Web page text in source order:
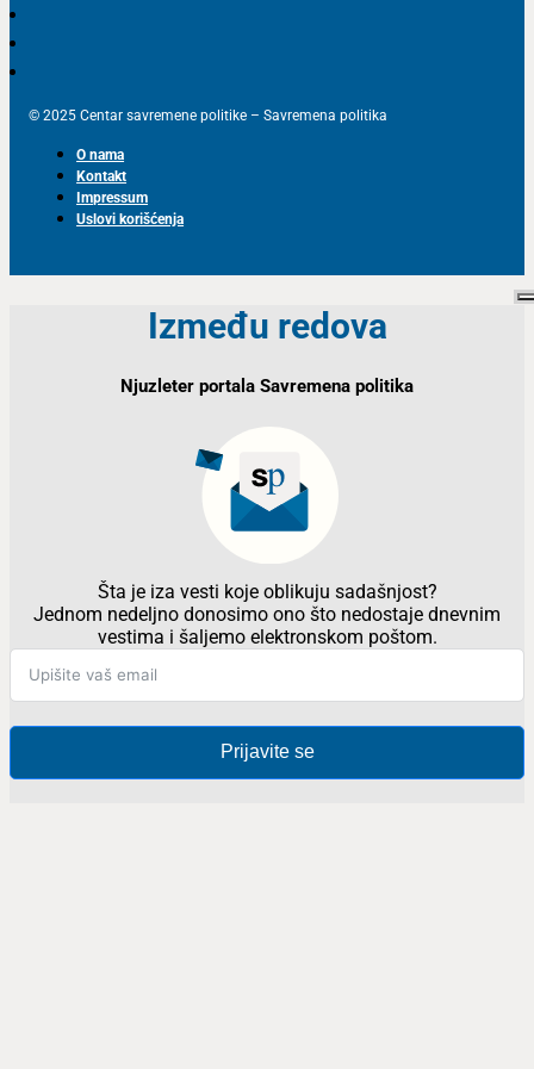
© 2025 Centar savremene politike – Savremena politika
O nama
Kontakt
Impressum
Uslovi korišćenja
Između redova
Njuzleter portala Savremena politika
Šta je iza vesti koje oblikuju sadašnjost?
Jednom nedeljno donosimo ono što nedostaje dnevnim
vestima i šaljemo elektronskom poštom.
Prijavite se